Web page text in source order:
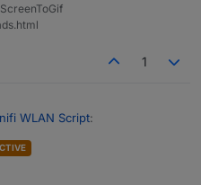
1
WLAN Script:
"height="100%